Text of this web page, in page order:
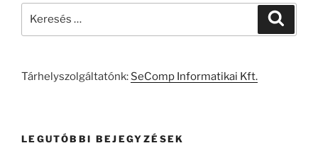
Tárhelyszolgáltatónk: SeComp Informatikai Kft.
LEGUTÓBBI BEJEGYZÉSEK